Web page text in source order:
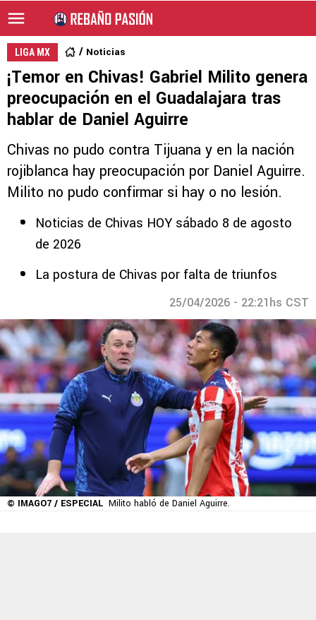
LIGA MX Noticias
¡Temor en Chivas! Gabriel Milito genera
preocupación en el Guadalajara tras
hablar de Daniel Aguirre
Chivas no pudo contra Tijuana y en la nación
rojiblanca hay preocupación por Daniel Aguirre.
Milito no pudo confirmar si hay o no lesión.
Noticias de Chivas HOY sábado 8 de agosto
de 2026
La postura de Chivas por falta de triunfos
25/04/2026 - 22:21hs CST
© IMAGO7 / ESPECIAL Milito habló de Daniel Aguirre.